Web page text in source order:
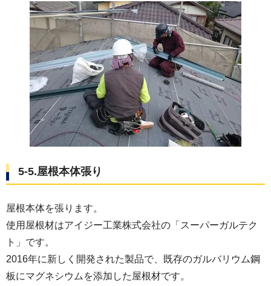
5-5.屋根本体張り
屋根本体を張ります。
使用屋根材はアイジー工業株式会社の「スーパーガルテク
ト」です。
2016年に新しく開発された製品で、既存のガルバリウム鋼
板にマグネシウムを添加した屋根材です。